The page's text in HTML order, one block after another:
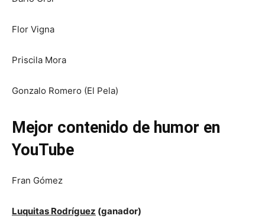
Flor Vigna
Priscila Mora
Gonzalo Romero (El Pela)
Mejor contenido de humor en
YouTube
Fran Gómez
Luquitas Rodríguez (ganador)